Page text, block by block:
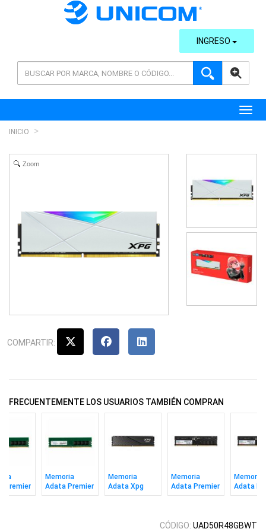
AVANZADA
INGRESO
INICIO
Zoom
COMPARTIR:
FRECUENTEMENTE LOS USUARIOS TAMBIÉN COMPRAN
Premier
Memoria
Adata Premier
Ddr4 8gb 3200
Memoria
Adata Xpg
Lancer Bl Ddr5
Memoria
Adata Premier
Ddr5 16gb
Memoria
Adata
Ddr5 8gb
CÓDIGO: UAD50R48GBWT